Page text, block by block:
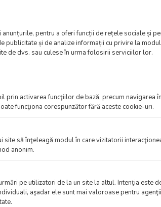
cu ajutorul inteligenței artificiale.
înainte de a lua decizii bazate pe aceste
pentru a oferi funcții de rețele sociale și
publicitate și de analize informații cu privire la
de dvs. sau culese în urma folosirii serviciilor lor.
prin activarea funcţiilor de bază, precum navigarea
funcţiona corespunzător fără aceste cookie-uri.
să înţeleagă modul în care vizitatorii
anonim.
pe utilizatori de la un site la altul. Intenţia este
aşadar ele sunt mai valoroase pentru